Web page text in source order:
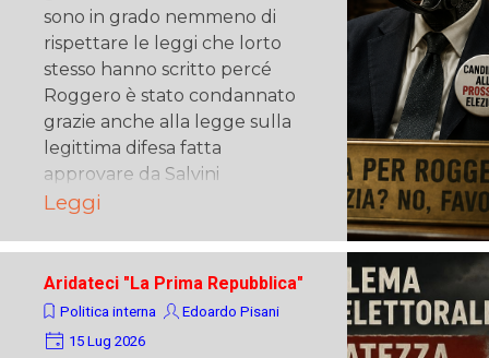
sono in grado nemmeno di
rispettare le leggi che lorto
stesso hanno scritto percé
Roggero è stato condannato
grazie anche alla legge sulla
legittima difesa fatta
approvare da Salvini
Leggi
Aridateci "La Prima Repubblica"
Politica interna
Edoardo Pisani
15 Lug 2026